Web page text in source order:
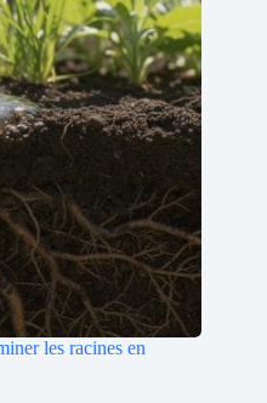
les racines en